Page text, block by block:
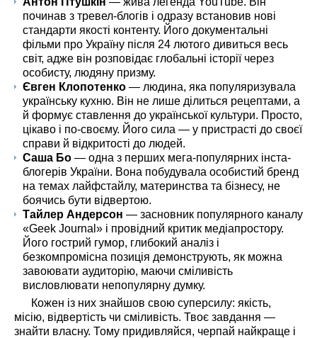
починав з тревел-блогів і одразу встановив нові
стандарти якості контенту. Його документальні
фільми про Україну після 24 лютого дивиться весь
світ, адже він розповідає глобальні історії через
особисту, людяну призму.
Євген Клопотенко — людина, яка популяризувала
українську кухню. Він не лише ділиться рецептами, а
й формує ставлення до української культури. Просто,
цікаво і по-своєму. Його сила — у пристрасті до своєї
справи й відкритості до людей.
Саша Бо — одна з перших мега-популярних інста-
блогерів України. Вона побудувала особистий бренд
на темах лайфстайлу, материнства та бізнесу, не
боячись бути відвертою.
Тайлер Андерсон — засновник популярного каналу
«Geek Journal» і провідний критик медіапростору.
Його гострий гумор, глибокий аналіз і
безкомпромісна позиція демонструють, як можна
завоювати аудиторію, маючи сміливість
висловлювати непопулярну думку.
Кожен із них знайшов свою суперсилу: якість,
місію, відвертість чи сміливість. Твоє завдання —
знайти власну. Тому придивляйся, черпай найкраще і